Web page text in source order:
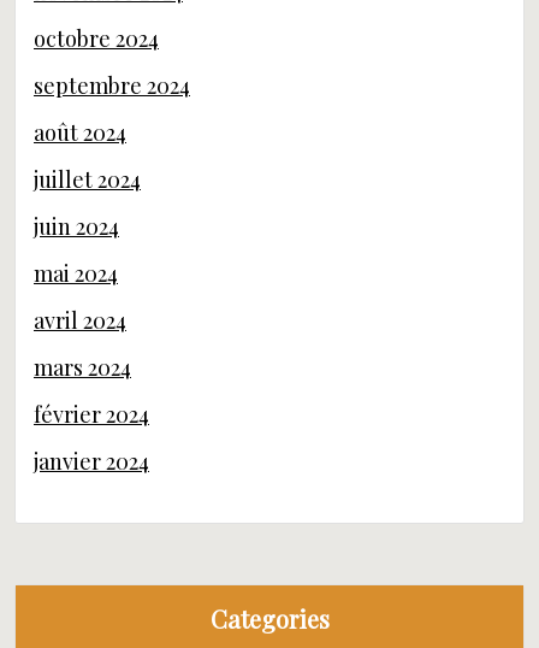
octobre 2024
septembre 2024
août 2024
juillet 2024
juin 2024
mai 2024
avril 2024
mars 2024
février 2024
janvier 2024
Categories